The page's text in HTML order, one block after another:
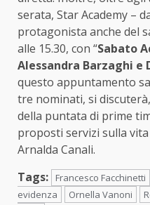
serata, Star Academy –
protagonista anche del
alle 15.30, con “Sabato
Alessandra Barzaghi
questo appuntamento
tre nominati, si
della puntata di prime
proposti servizi sulla vita
Arnalda Canali.
Tags:
Francesco Facchinetti
evidenza
Ornella Vanoni